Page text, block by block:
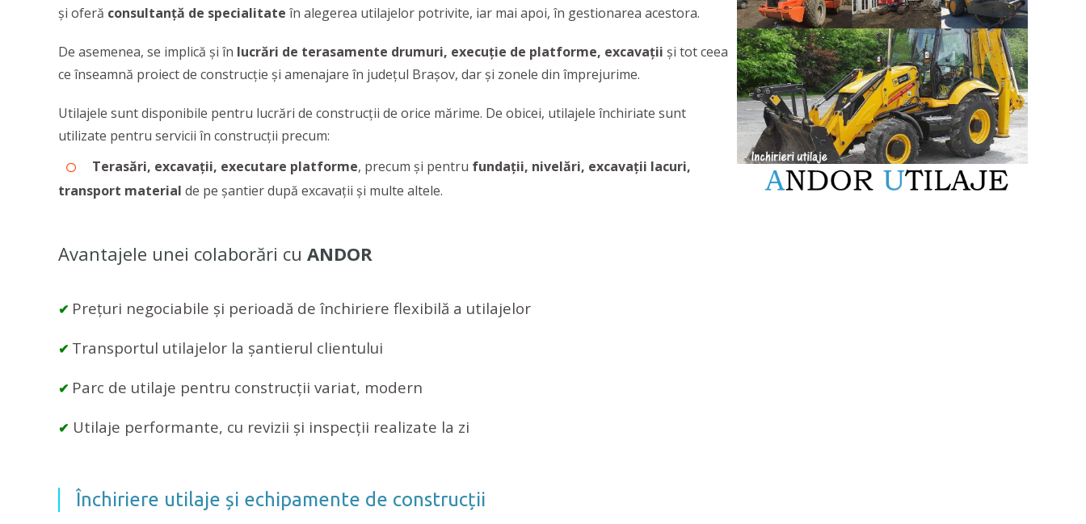
și oferă consultanță de specialitate în alegerea utilajelor potrivite, iar mai apoi, în gestionarea acestora.
De asemenea, se implică și în lucrări de terasamente drumuri, execuție de platforme, excavații și tot ceea
ce înseamnă proiect de construcție și amenajare în județul Brașov, dar și zonele din împrejurime.
Utilajele sunt disponibile pentru lucrări de construcții de orice mărime. De obicei, utilajele închiriate sunt
utilizate pentru servicii în construcții precum:
Terasări, excavații, executare platforme, precum și pentru fundații, nivelări, excavații lacuri,
transport material de pe șantier după excavații și multe altele.
Avantajele unei colaborări cu ANDOR
✔ Prețuri negociabile și perioadă de închiriere flexibilă a utilajelor
✔ Transportul utilajelor la șantierul clientului
✔ Parc de utilaje pentru construcții variat, modern
✔ Utilaje performante, cu revizii și inspecții realizate la zi
Închiriere utilaje și echipamente de construcții